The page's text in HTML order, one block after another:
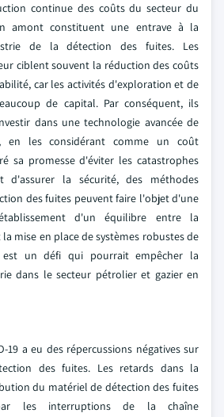
continue des coûts du secteur du
amont constituent une entrave à la
de la détection des fuites. Les
ciblent souvent la réduction des coûts
car les activités d'exploration et de
de capital. Par conséquent, ils
dans une technologie avancée de
en les considérant comme un coût
sa promesse d'éviter les catastrophes
d'assurer la sécurité, des méthodes
des fuites peuvent faire l'objet d'une
d'un équilibre entre la
mise en place de systèmes robustes de
un défi qui pourrait empêcher la
dans le secteur pétrolier et gazier en
19 a eu des répercussions négatives sur
des fuites. Les retards dans la
du matériel de détection des fuites
les interruptions de la chaîne